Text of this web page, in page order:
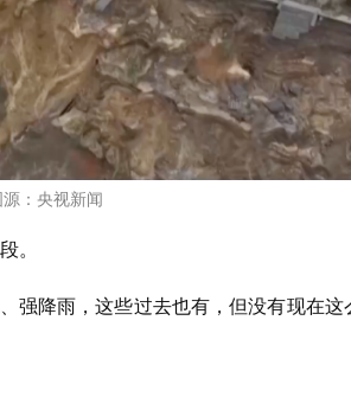
：央视新闻
。
强降雨，这些过去也有，但没有现在这